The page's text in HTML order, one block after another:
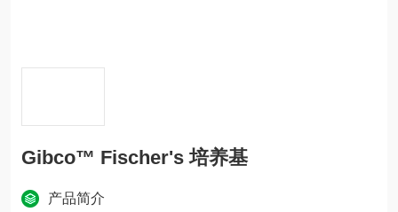
Gibco™ Fischer's 培养基
产品简介